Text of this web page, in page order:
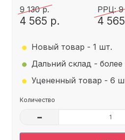
9 130 р.
4 565 р.
РРЦ: 9
4
. Новый товар - 1 шт.
. Дальний склад - более
. Уцененный товар - 6
Количество
–